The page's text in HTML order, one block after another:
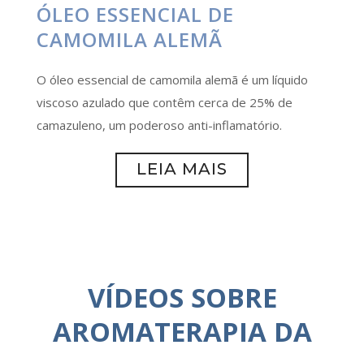
ÓLEO ESSENCIAL DE
CAMOMILA ALEMÃ
O óleo essencial de camomila alemã é um líquido
viscoso azulado que contêm cerca de 25% de
camazuleno, um poderoso anti-inflamatório.
LEIA MAIS
VÍDEOS SOBRE
AROMATERAPIA DA